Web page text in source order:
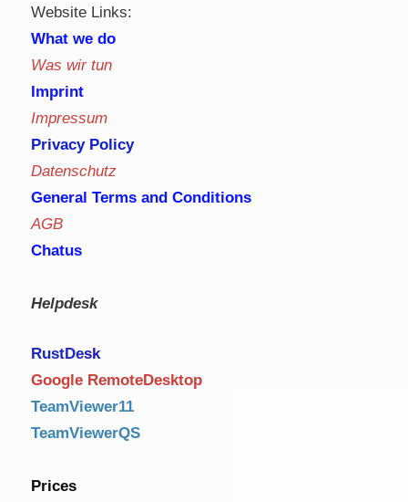
Website Links:
What we do
Was wir tun
Imprint
Impressum
Privacy Policy
Datenschutz
General Terms and Conditions
AGB
Chatus
Helpdesk
RustDesk
Google RemoteDesktop
TeamViewer11
TeamViewerQS
Prices